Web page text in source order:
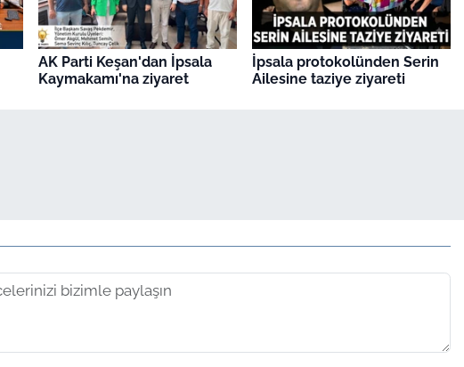
AK Parti Keşan'dan İpsala
Kaymakamı'na ziyaret
İpsala protokolünden Serin
Ailesine taziye ziyareti